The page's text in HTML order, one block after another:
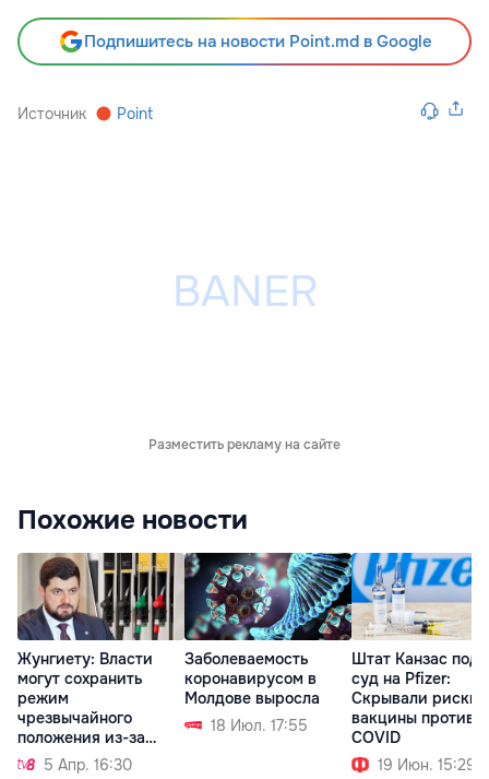
Подпишитесь на новости Point.md в Google
Источник Point
Разместить рекламу на сайте
Похожие новости
Жунгиету: Власти
могут сохранить
режим
чрезвычайного
положения из-за
рисков5 Апр. 16:30
Заболеваемость
коронавирусом в
Молдове выросла
18 Июл. 17:55
Штат Канзас
суд на Pfizer:
Скрывали риски
вакцины против
COVID
19 Июн. 15:29